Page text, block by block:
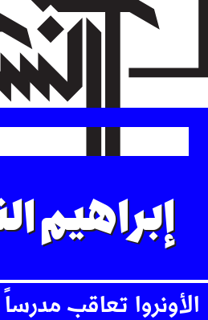
main
إبراهيم
الأونروا تعاقب